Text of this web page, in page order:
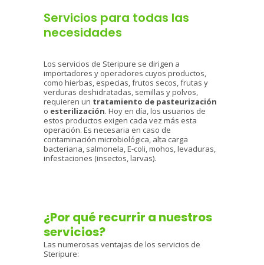
Servicios para todas las
necesidades
Los servicios de Steripure se dirigen a
importadores y operadores cuyos productos,
como hierbas, especias, frutos secos, frutas y
verduras deshidratadas, semillas y polvos,
requieren un tratamiento de pasteurización
o esterilización. Hoy en día, los usuarios de
estos productos exigen cada vez más esta
operación. Es necesaria en caso de
contaminación microbiológica, alta carga
bacteriana, salmonela, E-coli, mohos, levaduras,
infestaciones (insectos, larvas).
¿Por qué recurrir a nuestros
servicios?
Las numerosas ventajas de los servicios de
Steripure: